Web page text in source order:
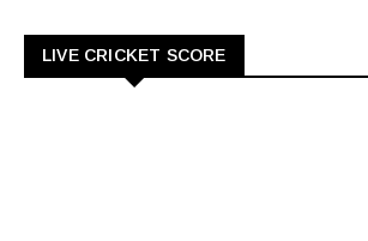
LIVE CRICKET SCORE